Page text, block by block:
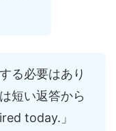
る必要はあり
短い返答から
today.」